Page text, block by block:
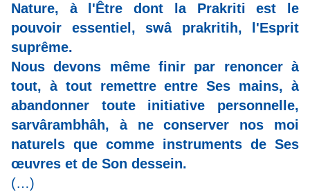
Nature, à l'Être dont la Prakriti est le
pouvoir essentiel, swâ prakritih, l'Esprit
suprême.
Nous devons même finir par renoncer à
tout, à tout remettre entre Ses mains, à
abandonner toute initiative personnelle,
sarvârambhâh, à ne conserver nos moi
naturels que comme instruments de Ses
œuvres et de Son dessein.
(…)